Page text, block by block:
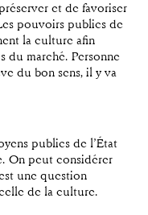
et de favoriser
pouvoirs publics de
la culture afin
du marché. Personne
du bon sens, il y va
publics de l’État
On peut considérer
une question
de la culture.